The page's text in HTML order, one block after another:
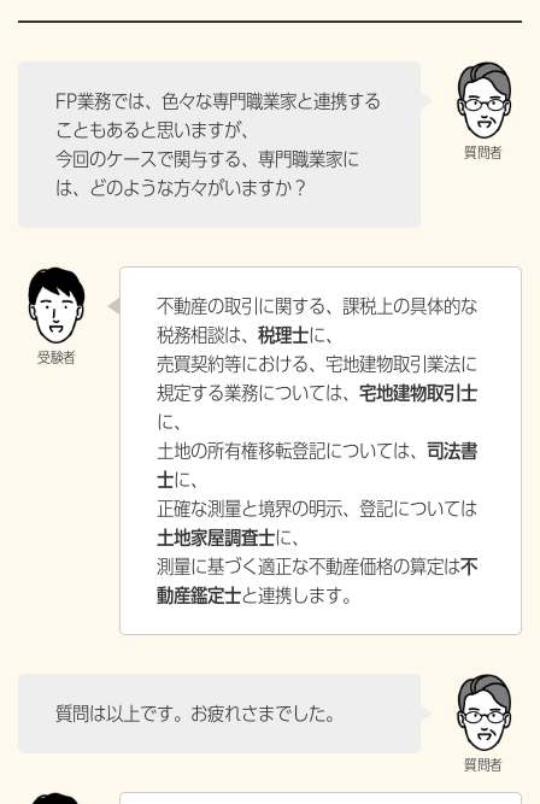
FP業務では、色々な専門職業家と連携する
こともあると思いますが、
今回のケースで関与する、専門職業家に
は、どのような方々がいますか？
不動産の取引に関する、課税上の具体的な
税務相談は、 税理士に、
売買契約等における、宅地建物取引業法に
規定する業務については、 宅地建物取引士
に、
土地の所有権移転登記については、 司法書
士に、
正確な測量と境界の明示、登記については
土地家屋調査士に、
測量に基づく適正な不動産価格の算定は不
動産鑑定士と連携します。
質問は以上です。お疲れさまでした。